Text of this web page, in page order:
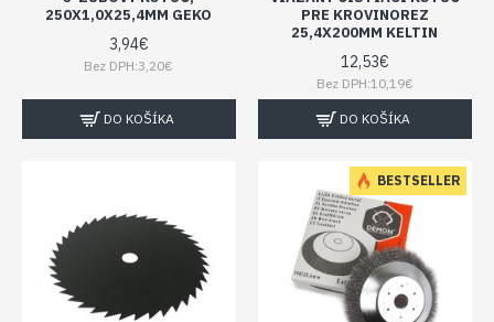
250X1,0X25,4MM GEKO
3,94€
Bez DPH:3,20€
DO KOŠÍKA
PRE KROVINOREZ
25,4X200MM KELTIN
12,53€
Bez DPH:10,19€
DO KOŠÍKA
BESTSELLER